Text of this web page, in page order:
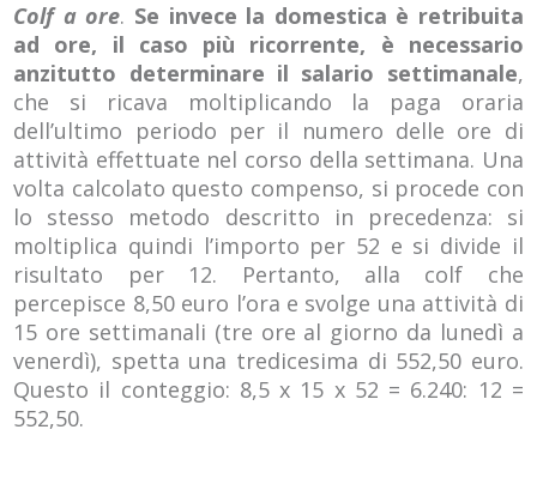
Colf a ore. Se invece la domestica è retribuita
ad ore, il caso più ricorrente, è necessario
anzitutto determinare il salario settimanale,
che si ricava moltiplicando la paga oraria
dell’ultimo periodo per il numero delle ore di
attività effettuate nel corso della settimana. Una
volta calcolato questo compenso, si procede con
lo stesso metodo descritto in precedenza: si
moltiplica quindi l’importo per 52 e si divide il
risultato per 12. Pertanto, alla colf che
percepisce 8,50 euro l’ora e svolge una attività di
15 ore settimanali (tre ore al giorno da lunedì a
venerdì), spetta una tredicesima di 552,50 euro.
Questo il conteggio: 8,5 x 15 x 52 = 6.240: 12 =
552,50.